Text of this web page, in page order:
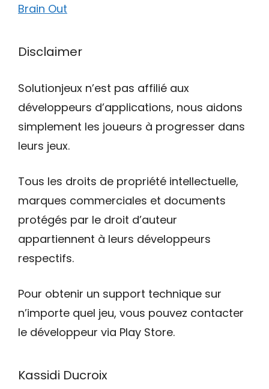
Brain Out
Disclaimer
Solutionjeux n’est pas affilié aux
développeurs d’applications, nous aidons
simplement les joueurs à progresser dans
leurs jeux.
Tous les droits de propriété intellectuelle,
marques commerciales et documents
protégés par le droit d’auteur
appartiennent à leurs développeurs
respectifs.
Pour obtenir un support technique sur
n’importe quel jeu, vous pouvez contacter
le développeur via Play Store.
Kassidi Ducroix